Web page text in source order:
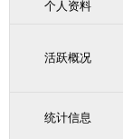
个人资料
活跃概况
统计信息